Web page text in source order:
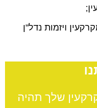
ויזמות נדל"ן
שלך תהיה